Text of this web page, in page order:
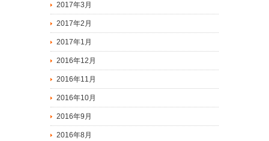
2017年3月
2017年2月
2017年1月
2016年12月
2016年11月
2016年10月
2016年9月
2016年8月